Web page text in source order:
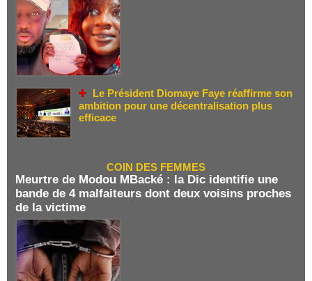
Le Président Diomaye Faye réaffirme son
ambition pour une décentralisation plus
efficace
COIN DES FEMMES
Meurtre de Modou MBacké : la Dic identifie une
bande de 4 malfaiteurs dont deux voisins proches
de la victime